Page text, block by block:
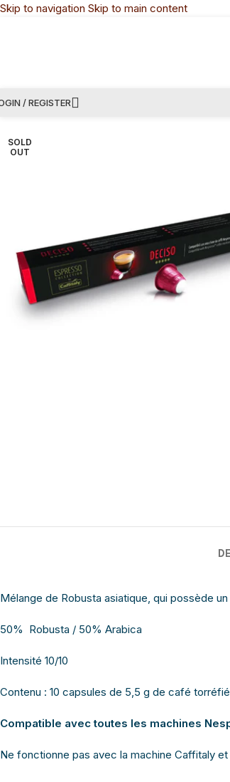
Skip to navigation Skip to main content
/ REGISTER
SOLD
OUT
Mélange de Robusta asiatique, qui possède
50% Robusta / 50% Arabica
Intensité 10/10
Contenu : 10 capsules de 5,5 g de café
Compatible avec toutes les machines
Ne fonctionne pas avec la machine Caffitaly